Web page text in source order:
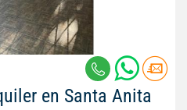
en Santa Anita